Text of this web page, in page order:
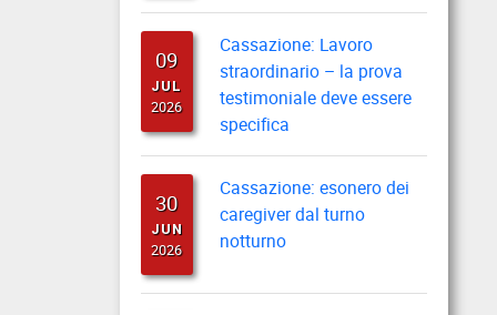
09
JUL
2026
straordinario – la prova
testimoniale deve essere
specifica
30
JUN
2026
caregiver dal turno
notturno